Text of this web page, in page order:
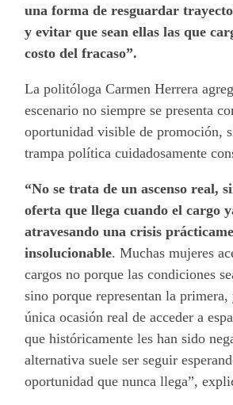
una forma de resguardar
y evitar que sean ellas las que
costo del fracaso”.
La politóloga Carmen Herrera
escenario no siempre se presenta
oportunidad visible de promoción,
trampa política cuidadosamente
“No se trata de un ascenso real,
oferta que llega cuando el cargo
atravesando una crisis
insolucionable. Muchas mujeres
cargos no porque las condiciones
sino porque representan la primera,
única ocasión real de acceder a
que históricamente les han sido
alternativa suele ser seguir
oportunidad que nunca llega”,